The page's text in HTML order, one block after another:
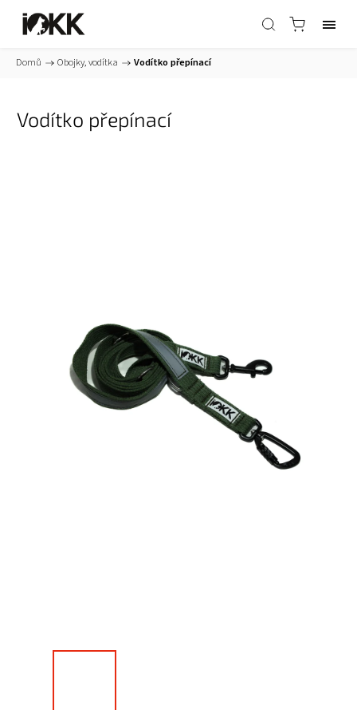
Domů / Obojky, vodítka / Vodítko přepínací
Vodítko přepínací